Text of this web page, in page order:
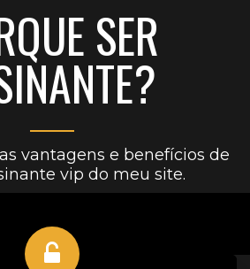
SER
vantagens e benefícios de
vip do meu site.